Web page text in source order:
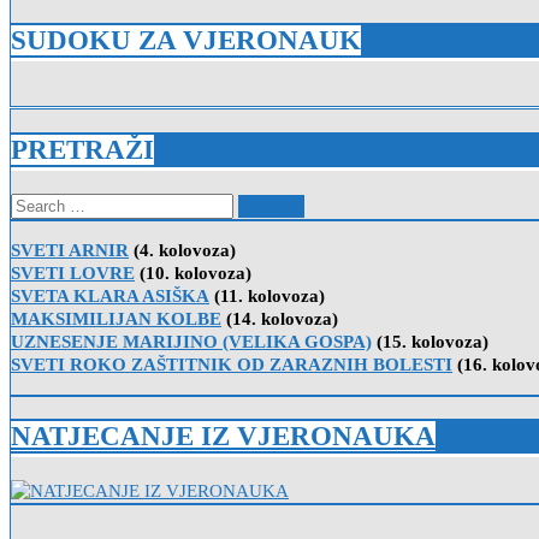
SUDOKU ZA VJERONAUK
PRETRAŽI
Search
for:
SVETI ARNIR (4. kolovoza)
SVETI LOVRE (10. kolovoza)
SVETA KLARA ASIŠKA (11. kolovoza)
MAKSIMILIJAN KOLBE (14. kolovoza)
UZNESENJE MARIJINO (VELIKA GOSPA) (15. kolovoza)
SVETI ROKO ZAŠTITNIK OD ZARAZNIH BOLESTI (16.
NATJECANJE IZ VJERONAUKA